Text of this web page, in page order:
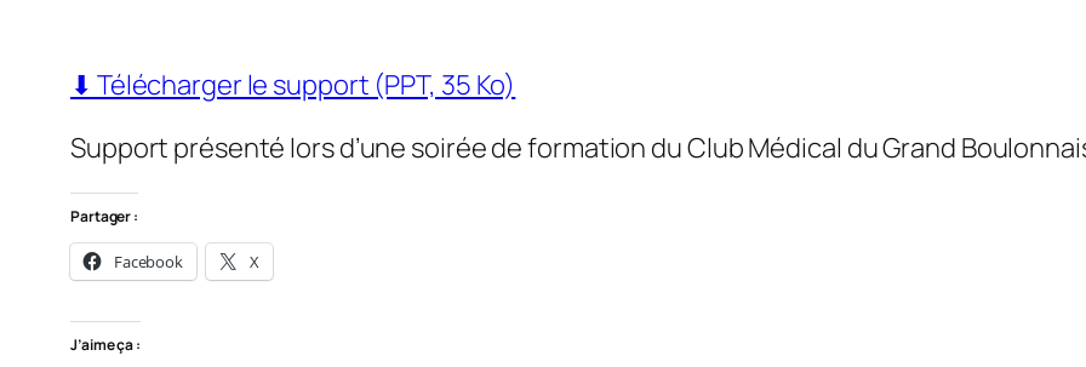
⬇ Télécharger le support (PPT, 35 Ko)
Support présenté lors d’une soirée de formation du Club Médical du Grand
Partager :
Facebook X
J’aime ça :